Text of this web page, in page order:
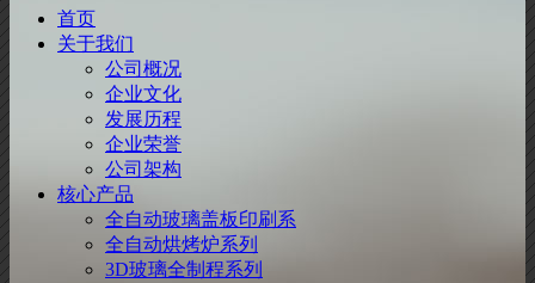
首页
关于我们
公司概况
企业文化
发展历程
企业荣誉
公司架构
核心产品
全自动玻璃盖板印刷系
全自动烘烤炉系列
3D玻璃全制程系列